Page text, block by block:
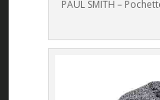
PAUL SMITH –